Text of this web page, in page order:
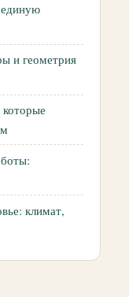
единую
и геометрия
климат,